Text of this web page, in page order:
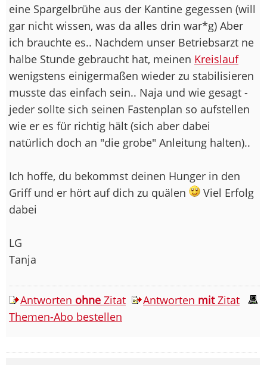
eine Spargelbrühe aus der Kantine gegessen (will
gar nicht wissen, was da alles drin war*g) Aber
ich brauchte es.. Nachdem unser Betriebsarzt ne
halbe Stunde gebraucht hat, meinen Kreislauf
wenigstens einigermaßen wieder zu stabilisieren
musste das einfach sein.. Naja und wie gesagt -
jeder sollte sich seinen Fastenplan so aufstellen
wie er es für richtig hält (sich aber dabei
natürlich doch an "die grobe" Anleitung halten)..
Ich hoffe, du bekommst deinen Hunger in den
Griff und er hört auf dich zu quälen
Viel Erfolg
dabei
LG
Tanja
Antworten ohne Zitat Antworten mitZitat
Themen-Abo bestellen